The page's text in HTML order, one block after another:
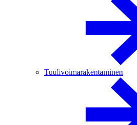
Tuulivoimarakentaminen